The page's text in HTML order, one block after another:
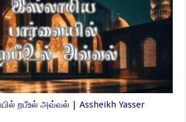
றபீஉல் அவ்வல் | Assheikh Yasser